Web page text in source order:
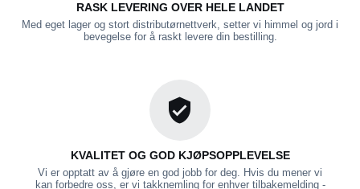
RASK LEVERING OVER HELE LANDET
Med eget lager og stort distributørnettverk, setter vi himmel og jord i
bevegelse for å raskt levere din bestilling.
KVALITET OG GOD KJØPSOPPLEVELSE
Vi er opptatt av å gjøre en god jobb for deg. Hvis du mener vi
kan forbedre oss, er vi takknemling for enhver tilbakemelding -